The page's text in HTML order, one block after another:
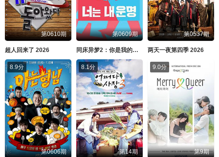
第0610期
超人回来了 2026
第0609期
同床异梦2：你是我的命运 2026
第0537期
两天一夜第四季 2026
8.9分
第0606期
8.1分
第14期
9.0分
第9期